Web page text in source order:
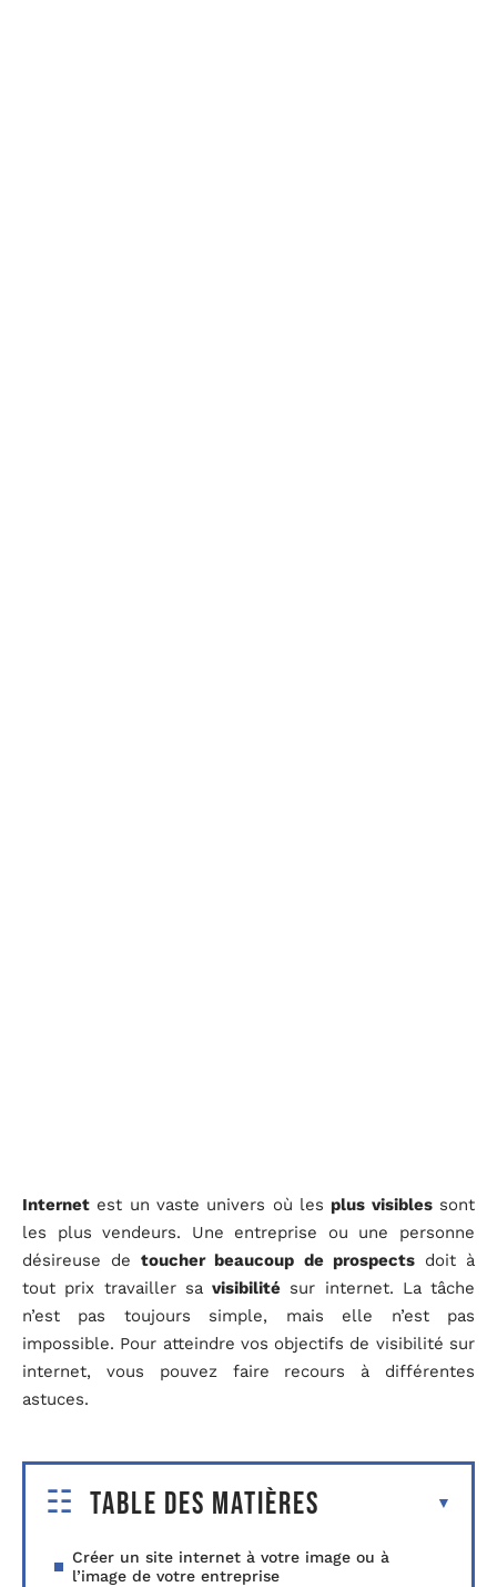
Internet est un vaste univers où les plus visiblessont
les plus vendeurs. Une entreprise ou une personne
désireuse detoucher beaucoup de prospectsdoit à
tout prix travailler sa visibilité sur internet. La tâche
n’est pas toujours simple, mais elle n’est pas
impossible. Pour atteindre vos objectifs de visibilité sur
internet, vous pouvez faire recours à différentes
astuces.
Table des matières
Créer un site internet à votre image ou à
l’image de votre entreprise